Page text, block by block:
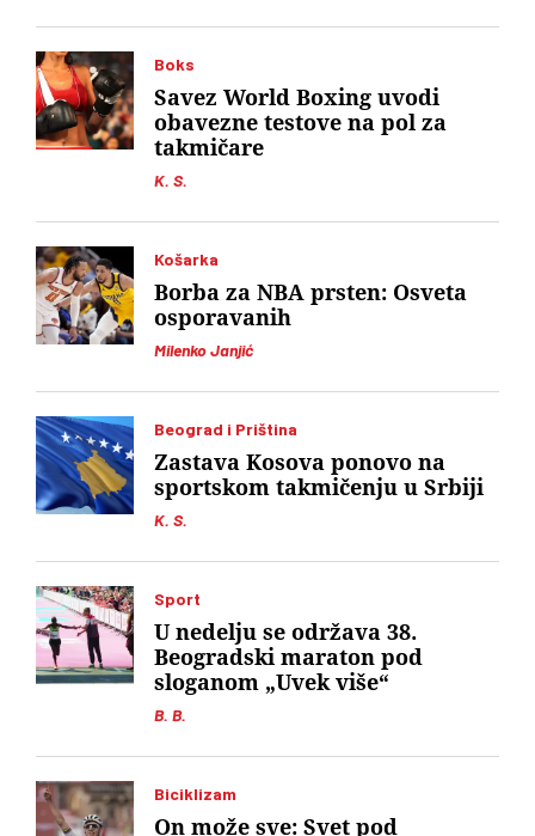
Boks
K. S.
Savez World Boxing uvodi
obavezne testove na pol za
takmičare
Košarka
Milenko Janjić
Borba za NBA prsten: Osveta
osporavanih
Beograd i Priština
K. S.
Zastava Kosova ponovo na
sportskom takmičenju u Srbiji
Sport
B. B.
U nedelju se održava 38.
Beogradski maraton pod
sloganom „Uvek više“
Biciklizam
On može sve: Svet pod